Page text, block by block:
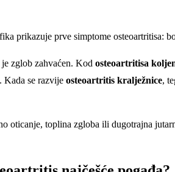
zglob zahvaćen. Kod osteoartritisa
se razvije osteoartritis kralježnice,
oticanje, toplina zgloba ili dugotrajna